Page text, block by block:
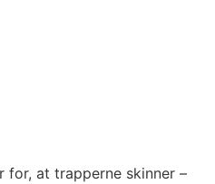
at trapperne skinner –